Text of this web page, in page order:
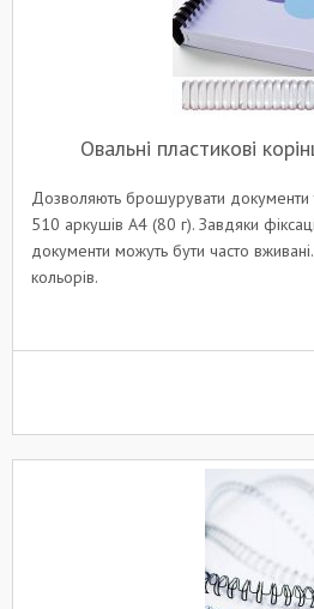
Овальні пластикові
Дозволяють брошурувати
510 аркушів A4 (80 г). Завдяки
документи можуть бути часто
кольорів.